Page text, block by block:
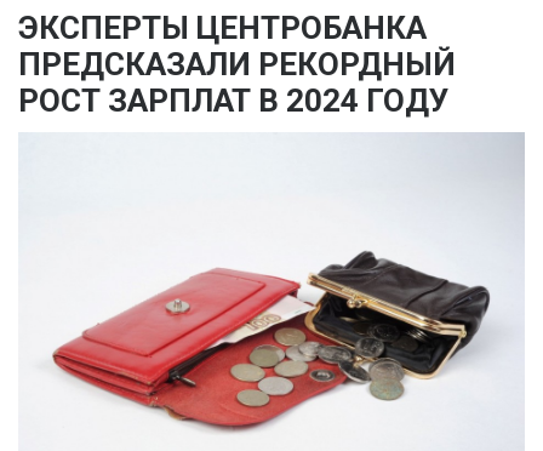
ЭКСПЕРТЫ ЦЕНТРОБАНКА
ПРЕДСКАЗАЛИ РЕКОРДНЫЙ
РОСТ ЗАРПЛАТ В 2024 ГОДУ